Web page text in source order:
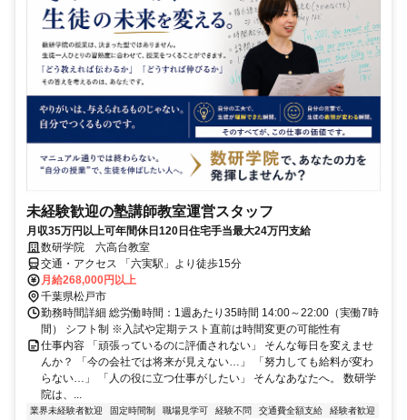
未経験歓迎の塾講師教室運営スタッフ
月収35万円以上可年間休日120日住宅手当最大24万円支給
数研学院 六高台教室
交通・アクセス 「六実駅」より徒歩15分
月給268,000円以上
千葉県松戸市
勤務時間詳細 総労働時間：1週あたり35時間 14:00～22:00（実働7時
間） シフト制 ※入試や定期テスト直前は時間変更の可能性有
仕事内容 「頑張っているのに評価されない」 そんな毎日を変えませ
んか？ 「今の会社では将来が見えない…」 「努力しても給料が変わ
らない…」 「人の役に立つ仕事がしたい」 そんなあなたへ。 数研学
院は、...
業界未経験者歓迎 固定時間制 職場見学可 経験不問 交通費全額支給
経験者歓迎